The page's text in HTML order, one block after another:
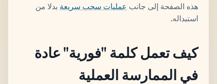
هذه الصفحة إلى جانب عمليات سحب سريعة بدلا من
استبداله.
كيف تعمل كلمة "فورية" عادة
في الممارسة العملية